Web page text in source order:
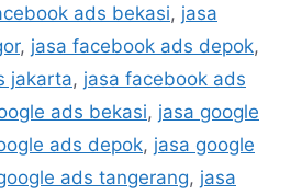
ads bekasi, jasa
, jasa facebook ads depok,
jakarta, jasa facebook ads
ads bekasi, jasa google
ads depok, jasa google
ads tangerang, jasa